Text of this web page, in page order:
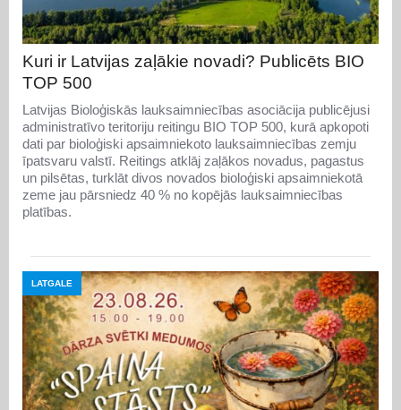
Kuri ir Latvijas zaļākie novadi? Publicēts BIO
TOP 500
Latvijas Bioloģiskās lauksaimniecības asociācija publicējusi
administratīvo teritoriju reitingu BIO TOP 500, kurā apkopoti
dati par bioloģiski apsaimniekoto lauksaimniecības zemju
īpatsvaru valstī. Reitings atklāj zaļākos novadus, pagastus
un pilsētas, turklāt divos novados bioloģiski apsaimniekotā
zeme jau pārsniedz 40 % no kopējās lauksaimniecības
platības.
LATGALE